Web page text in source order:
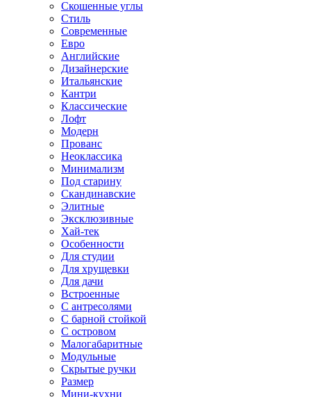
Скошенные углы
Стиль
Современные
Евро
Английские
Дизайнерские
Итальянские
Кантри
Классические
Лофт
Модерн
Прованс
Неоклассика
Минимализм
Под старину
Скандинавские
Элитные
Эксклюзивные
Хай-тек
Особенности
Для студии
Для хрущевки
Для дачи
Встроенные
С антресолями
С барной стойкой
С островом
Малогабаритные
Модульные
Скрытые ручки
Размер
Мини-кухни